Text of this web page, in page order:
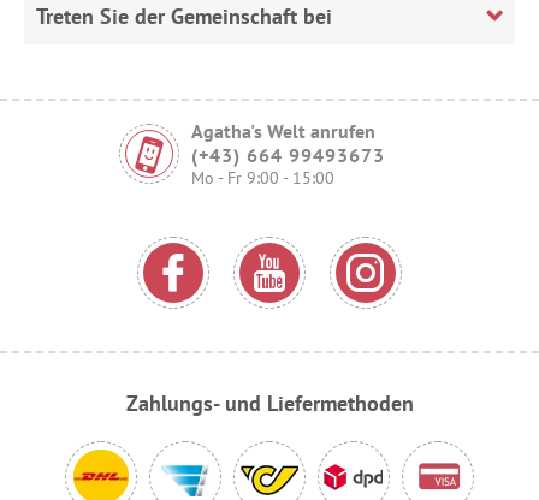
Treten Sie der Gemeinschaft bei
Agatha's Welt anrufen
(+43) 664 99493673
Mo - Fr 9:00 - 15:00
Zahlungs- und Liefermethoden